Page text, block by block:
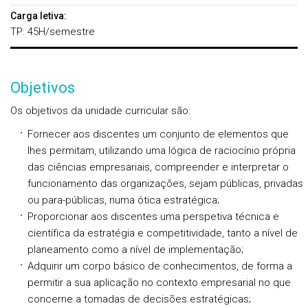
Carga letiva:
TP: 45H/semestre
Objetivos
Os objetivos da unidade curricular são:
Fornecer aos discentes um conjunto de elementos que
lhes permitam, utilizando uma lógica de raciocínio própria
das ciências empresariais, compreender e interpretar o
funcionamento das organizações, sejam públicas, privadas
ou para-públicas, numa ótica estratégica;
Proporcionar aos discentes uma perspetiva técnica e
científica da estratégia e competitividade, tanto a nível de
planeamento como a nível de implementação;
Adquirir um corpo básico de conhecimentos, de forma a
permitir a sua aplicação no contexto empresarial no que
concerne a tomadas de decisões estratégicas;